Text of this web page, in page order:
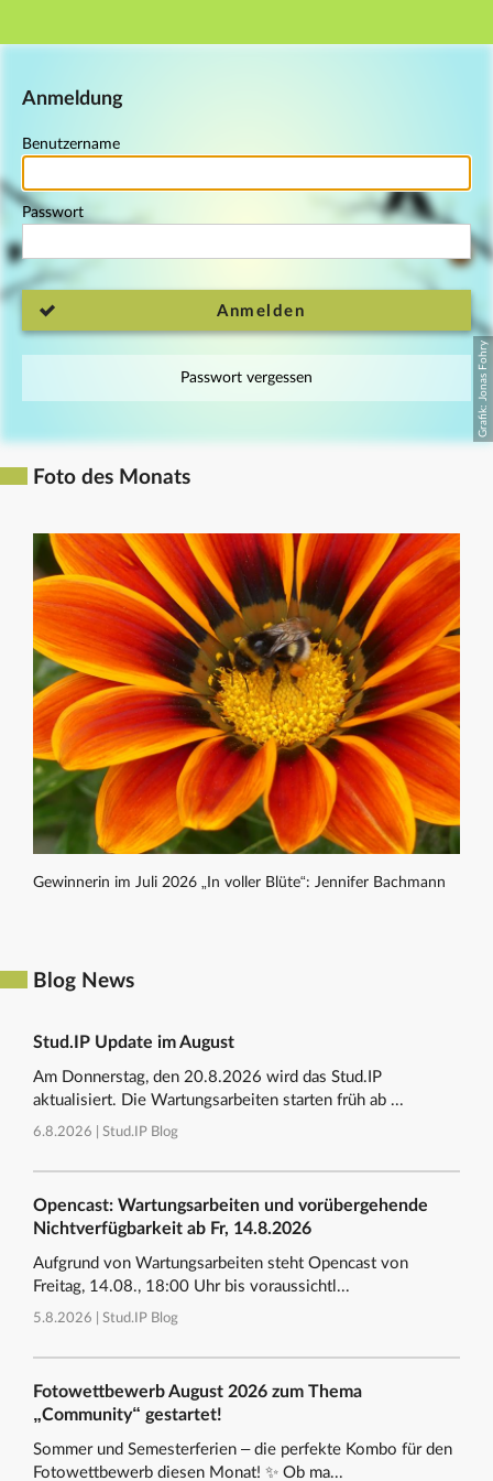
Hauptnavigation
Anmeldung
Benutzername
Passwort
Anmelden
Passwort vergessen
Foto des Monats
Gewinnerin im Juli 2026 „In voller Blüte“: Jennifer Bachmann
Blog News
Stud.IP Update im August
Am Donnerstag, den 20.8.2026 wird das Stud.IP
aktualisiert. Die Wartungsarbeiten starten früh ab ...
6.8.2026 | Stud.IP Blog
Opencast: Wartungsarbeiten und vorübergehende
Nichtverfügbarkeit ab Fr, 14.8.2026
Aufgrund von Wartungsarbeiten steht Opencast von
Freitag, 14.08., 18:00 Uhr bis voraussichtl...
5.8.2026 | Stud.IP Blog
Fotowettbewerb August 2026 zum Thema
„Community“ gestartet!
Sommer und Semesterferien – die perfekte Kombo für den
Fotowettbewerb diesen Monat! ✨ Ob ma...